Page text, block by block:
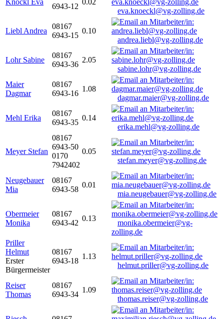
Knöckl Eva
6943-12
0.02
eva.knoeckl@vg-zolling.de
Liebl Andrea
08167
6943-15
0.10
andrea.liebl@vg-zolling.de
Lohr Sabine
08167
6943-36
2.05
sabine.lohr@vg-zolling.de
Maier
Dagmar
08167
6943-16
1.08
dagmar.maier@vg-zolling.de
Mehl Erika
08167
6943-35
0.14
erika.mehl@vg-zolling.de
Meyer Stefan
08167
6943-50
0170
7942402
0.05
stefan.meyer@vg-zolling.de
Neugebauer
Mia
08167
6943-58
0.01
mia.neugebauer@vg-zolling.de
Obermeier
Monika
08167
6943-42
0.13
monika.obermeier@vg-
zolling.de
Priller
Helmut
Erster
Bürgermeister
08167
6943-18
1.13
helmut.priller@vg-zolling.de
Reiser
Thomas
08167
6943-34
1.09
thomas.reiser@vg-zolling.de